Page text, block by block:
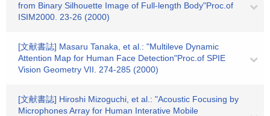
from Binary Silhouette Image of Full-length Body"Proc.of
ISIM2000. 23-26 (2000)
[文献書誌] Masaru Tanaka, et al.: "Multileve Dynamic
Attention Map for Human Face Detection"Proc.of SPIE
Vision Geometry VII. 274-285 (2000)
[文献書誌] Hiroshi Mizoguchi, et al.: "Acoustic Focusing by
Microphones Array for Human Interative Mobile